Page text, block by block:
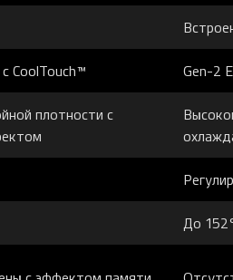
CoolTouch™ Gen-2
плотности с
До